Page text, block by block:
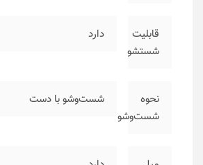
قابلیت
شستشو
دارد
نحوه
شست‌وشو
شست‌وشو با دست